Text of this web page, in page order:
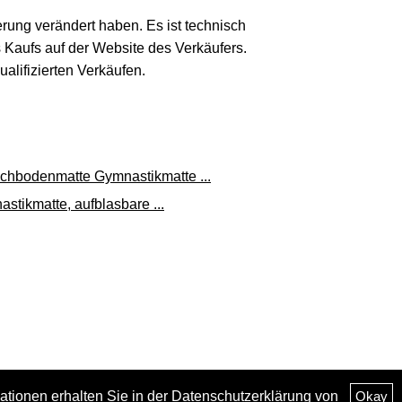
verändert haben. Es ist technisch
auf der Website des Verkäufers.
Verkäufen.
Gymnastikmatte ...
aufblasbare ...
Okay
erhalten Sie in der Datenschutzerklärung von